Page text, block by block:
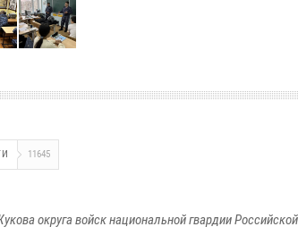
11645
округа войск национальной гвардии